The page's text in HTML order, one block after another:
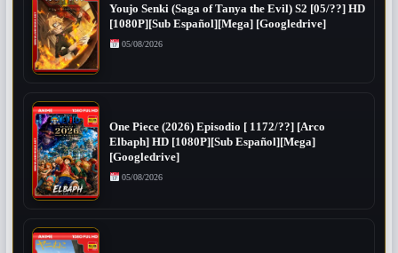
Youjo Senki (Saga of Tanya the Evil) S2 [05/??] HD
[1080P][Sub Español][Mega] [Googledrive]
05/08/2026
One Piece (2026) Episodio [ 1172/??] [Arco
Elbaph] HD [1080P][Sub Español][Mega]
[Googledrive]
05/08/2026